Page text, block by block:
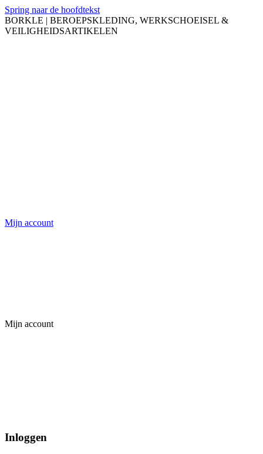
Spring naar de hoofdtekst
BORKLE | BEROEPSKLEDING, WERKSCHOEISEL &
VEILIGHEIDSARTIKELEN
Mijn account
Mijn account
Inloggen